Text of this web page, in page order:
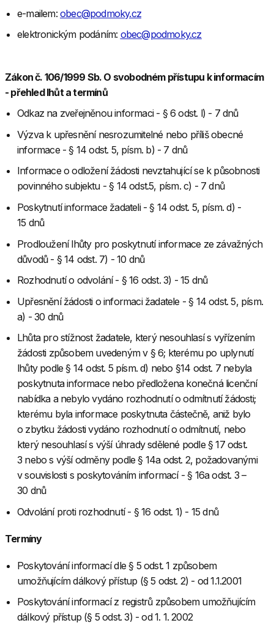
e-mailem: obec@podmoky.cz
elektronickým podáním: obec@podmoky.cz
Zákon č. 106/1999 Sb. O svobodném přístupu k informacím
- přehled lhůt a termínů
Odkaz na zveřejněnou informaci - § 6 odst. l) - 7 dnů
Výzva k upřesnění nesrozumitelné nebo příliš obecné
informace - § 14 odst. 5, písm. b) - 7 dnů
Informace o odložení žádosti nevztahující se k působnosti
povinného subjektu - § 14 odst.5, písm. c) - 7 dnů
Poskytnutí informace žadateli - § 14 odst. 5, písm. d) -
15 dnů
Prodloužení lhůty pro poskytnutí informace ze závažných
důvodů - § 14 odst. 7) - 10 dnů
Rozhodnutí o odvolání - § 16 odst. 3) - 15 dnů
Upřesnění žádosti o informaci žadatele - § 14 odst. 5, písm.
a) - 30 dnů
Lhůta pro stížnost žadatele, který nesouhlasí s vyřízením
žádosti způsobem uvedeným v § 6; kterému po uplynutí
lhůty podle § 14 odst. 5 písm. d) nebo §14 odst. 7 nebyla
poskytnuta informace nebo předložena konečná licenční
nabídka a nebylo vydáno rozhodnutí o odmítnutí žádosti;
kterému byla informace poskytnuta částečně, aniž bylo
o zbytku žádosti vydáno rozhodnutí o odmítnutí, nebo
který nesouhlasí s výší úhrady sdělené podle § 17 odst.
3 nebo s výší odměny podle § 14a odst. 2, požadovanými
v souvislosti s poskytováním informací - § 16a odst. 3 –
30 dnů
Odvolání proti rozhodnutí - § 16 odst. 1) - 15 dnů
Termíny
Poskytování informací dle § 5 odst. 1 způsobem
umožňujícím dálkový přístup (§ 5 odst. 2) - od 1.1.2001
Poskytování informací z registrů způsobem umožňujícím
dálkový přístup (§ 5 odst. 3) - od 1. 1. 2002